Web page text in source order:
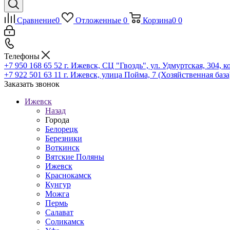
Сравнение0 Отложенные 0 Корзина0 0
Телефоны
+7 950 168 65 52 г. Ижевск, СЦ "Гвоздь", ул. Удмуртская, 304,
+7 922 501 63 11 г. Ижевск, улица Пойма, 7 (Хозяйственная
Заказать звонок
Ижевск
Назад
Города
Белорецк
Березники
Воткинск
Вятские Поляны
Ижевск
Краснокамск
Кунгур
Можга
Пермь
Салават
Соликамск